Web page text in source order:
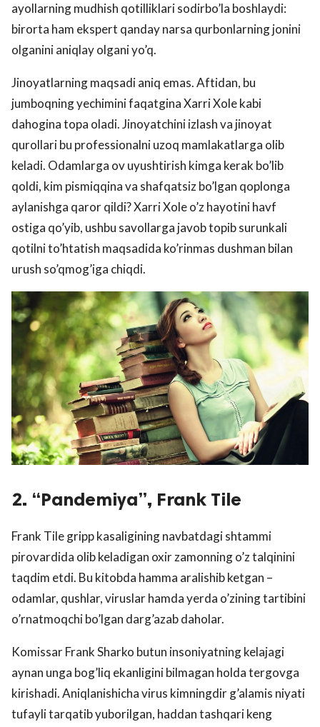
ayollarning mudhish qotilliklari sodirbo’la boshlaydi:
birorta ham ekspert qanday narsa qurbonlarning jonini
olganini aniqlay olgani yo’q.
Jinoyatlarning maqsadi aniq emas. Aftidan, bu
jumboqning yechimini faqatgina Xarri Xole kabi
dahogina topa oladi. Jinoyatchini izlash va jinoyat
qurollari bu professionalni uzoq mamlakatlarga olib
keladi. Odamlarga ov uyushtirish kimga kerak bo’lib
qoldi, kim pismiqqina va shafqatsiz bo’lgan qoplonga
aylanishga qaror qildi? Xarri Xole o’z hayotini havf
ostiga qo’yib, ushbu savollarga javob topib surunkali
qotilni to’htatish maqsadida ko’rinmas dushman bilan
urush so’qmog’iga chiqdi.
2. “Pandemiya”, Frank Tile
Frank Tile gripp kasaligining navbatdagi shtammi
pirovardida olib keladigan oxir zamonning o’z talqinini
taqdim etdi. Bu kitobda hamma aralishib ketgan –
odamlar, qushlar, viruslar hamda yerda o’zining tartibini
o’rnatmoqchi bo’lgan darg’azab daholar.
Komissar Frank Sharko butun insoniyatning kelajagi
aynan unga bog’liq ekanligini bilmagan holda tergovga
kirishadi. Aniqlanishicha virus kimningdir g’alamis niyati
tufayli tarqatib yuborilgan, haddan tashqari keng